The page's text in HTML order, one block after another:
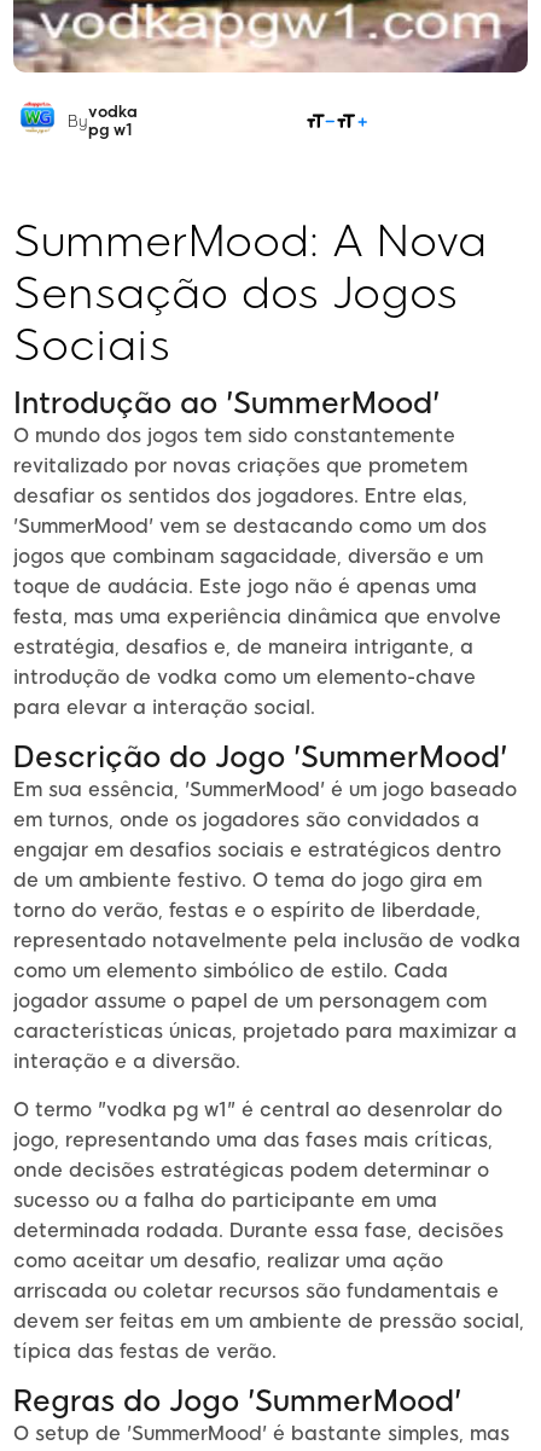
Byvodka
pg w1
SummerMood: A Nova
Sensação dos Jogos
Sociais
Introdução ao 'SummerMood'
O mundo dos jogos tem sido constantemente
revitalizado por novas criações que prometem
desafiar os sentidos dos jogadores. Entre elas,
'SummerMood' vem se destacando como um dos
jogos que combinam sagacidade, diversão e um
toque de audácia. Este jogo não é apenas uma
festa, mas uma experiência dinâmica que envolve
estratégia, desafios e, de maneira intrigante, a
introdução de vodka como um elemento-chave
para elevar a interação social.
Descrição do Jogo 'SummerMood'
Em sua essência, 'SummerMood' é um jogo baseado
em turnos, onde os jogadores são convidados a
engajar em desafios sociais e estratégicos dentro
de um ambiente festivo. O tema do jogo gira em
torno do verão, festas e o espírito de liberdade,
representado notavelmente pela inclusão de vodka
como um elemento simbólico de estilo. Cada
jogador assume o papel de um personagem com
características únicas, projetado para maximizar a
interação e a diversão.
O termo "vodka pg w1" é central ao desenrolar do
jogo, representando uma das fases mais críticas,
onde decisões estratégicas podem determinar o
sucesso ou a falha do participante em uma
determinada rodada. Durante essa fase, decisões
como aceitar um desafio, realizar uma ação
arriscada ou coletar recursos são fundamentais e
devem ser feitas em um ambiente de pressão social,
típica das festas de verão.
Regras do Jogo 'SummerMood'
O setup de 'SummerMood' é bastante simples, mas